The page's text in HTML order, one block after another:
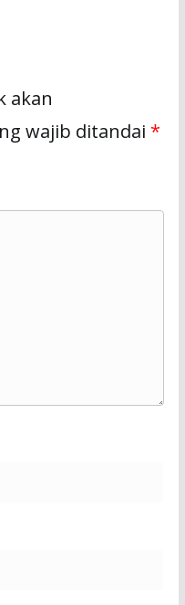
akan
wajib ditandai *